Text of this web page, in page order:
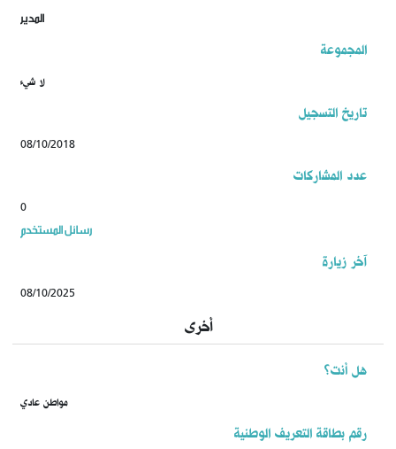
المدير
المجموعة
لا شيء
تاريخ التسجيل
08/10/2018
عدد المشاركات
0
رسائل المستخدم
آخر زيارة
08/10/2025
أخرى
هل أنت؟
مواطن عادي
رقم بطاقة التعريف الوطنية